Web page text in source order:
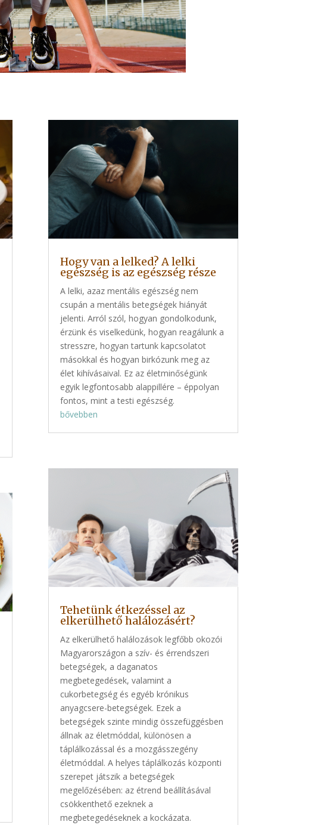
Hogy van a lelked? A lelki
egészség is az egészség része
A lelki, azaz mentális egészség nem
csupán a mentális betegségek hiányát
jelenti. Arról szól, hogyan gondolkodunk,
érzünk és viselkedünk, hogyan reagálunk a
stresszre, hogyan tartunk kapcsolatot
másokkal és hogyan birkózunk meg az
élet kihívásaival. Ez az életminőségünk
egyik legfontosabb alappillére – éppolyan
fontos, mint a testi egészség.
bővebben
Tehetünk étkezéssel az
elkerülhető halálozásért?
Az elkerülhető halálozások legfőbb okozói
Magyarországon a szív- és érrendszeri
betegségek, a daganatos
megbetegedések, valamint a
cukorbetegség és egyéb krónikus
anyagcsere-betegségek. Ezek a
betegségek szinte mindig összefüggésben
állnak az életmóddal, különösen a
táplálkozással és a mozgásszegény
életmóddal. A helyes táplálkozás központi
szerepet játszik a betegségek
megelőzésében: az étrend beállításával
csökkenthető ezeknek a
megbetegedéseknek a kockázata.